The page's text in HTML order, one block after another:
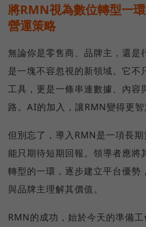
將RMN視為數位轉型一
營運策略
無論你是零售商、品牌主，還是
是一塊不容忽視的新領域。它不
工具，更是一條串連數據、內容
路。AI的加入，讓RMN變得更智
但別忘了，導入RMN是一項長
能只期待短期回報。領導者應將
轉型的一環，逐步建立平台優勢
與品牌主理解其價值。
RMN的成功，始於今天的準備